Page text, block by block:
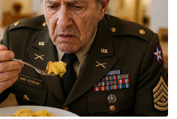
പദ്ധതികളിൽ 25 എണ്ണം
പ്രധാനമായും വൈദ്യുതി
ലക്ഷ്യമിടുന്നു. 15 പുതിയ
നിർമ്മാണം,
സ്ഥാപിക്കൽ, 1,500 കിലോമീറ്റർ
ലൈനുകൾ എന്നിവ ഇതിൽ
തടസ്സമില്ലാതെ വൈദ്യുതി